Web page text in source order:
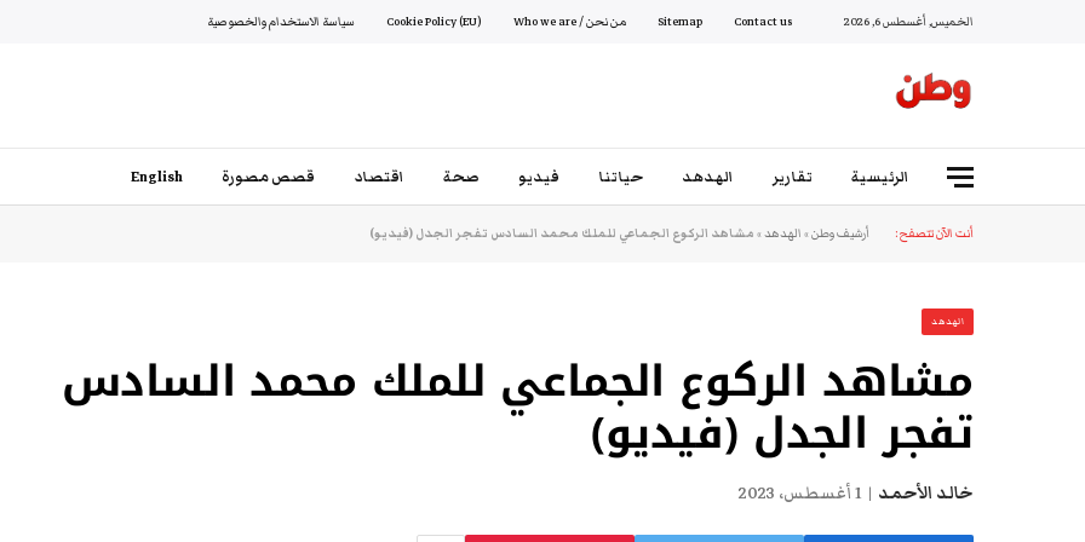
الخميس, أغسطس 6, 2026 Contact us
Sitemap من نحن / Who we are Cookie Policy (EU) سياسة الاستخدام والخصوصية
الرئيسية تقارير الهدهد حياتنا فيديو صحة اقتصاد قصص مصورة English
أنت الآن تتصفح: أرشيف وطن»الهدهد»مشاهد الركوع الجماعي للملك محمد السادس تفجر الجدل (فيديو)
الهدهد
مشاهد الركوع الجماعي للملك محمد السادس
تفجر الجدل (فيديو)
خالد الأحمد 1 أغسطس، 2023